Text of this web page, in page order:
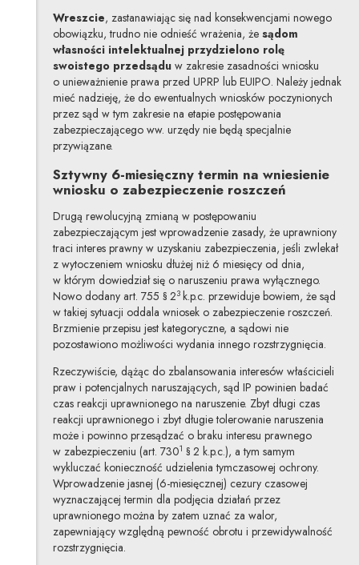
Wreszcie, zastanawiając się nad konsekwencjami nowego
obowiązku, trudno nie odnieść wrażenia, że sądom
własności intelektualnej przydzielono rolę
swoistego przedsąduw zakresie zasadności wniosku
o unieważnienie prawa przed UPRP lub EUIPO. Należy jednak
mieć nadzieję, że do ewentualnych wniosków poczynionych
przez sąd w tym zakresie na etapie postępowania
zabezpieczającego ww. urzędy nie będą specjalnie
przywiązane.
Sztywny 6-miesięczny termin na wniesienie
wniosku o zabezpieczenie roszczeń
Drugą rewolucyjną zmianą w postępowaniu
zabezpieczającym jest wprowadzenie zasady, że uprawniony
traci interes prawny w uzyskaniu zabezpieczenia, jeśli zwlekał
z wytoczeniem wniosku dłużej niż 6 miesięcy od dnia,
w którym dowiedział się o naruszeniu prawa wyłącznego.
Nowo dodany art. 755 § 23 k.p.c. przewiduje bowiem, że sąd
w takiej sytuacji oddala wniosek o zabezpieczenie roszczeń.
Brzmienie przepisu jest kategoryczne, a sądowi nie
pozostawiono możliwości wydania innego rozstrzygnięcia.
Rzeczywiście, dążąc do zbalansowania interesów właścicieli
praw i potencjalnych naruszających, sąd IP powinien badać
czas reakcji uprawnionego na naruszenie. Zbyt długi czas
reakcji uprawnionego i zbyt długie tolerowanie naruszenia
może i powinno przesądzać o braku interesu prawnego
w zabezpieczeniu (art. 7301 § 2 k.p.c.), a tym samym
wykluczać konieczność udzielenia tymczasowej ochrony.
Wprowadzenie jasnej (6-miesięcznej) cezury czasowej
wyznaczającej termin dla podjęcia działań przez
uprawnionego można by zatem uznać za walor,
zapewniający względną pewność obrotu i przewidywalność
rozstrzygnięcia.